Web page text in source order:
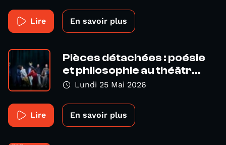
Lire En savoir plus
Pièces détachées : poésie
et philosophie au théâtr...
Lundi 25 Mai 2026
Lire En savoir plus